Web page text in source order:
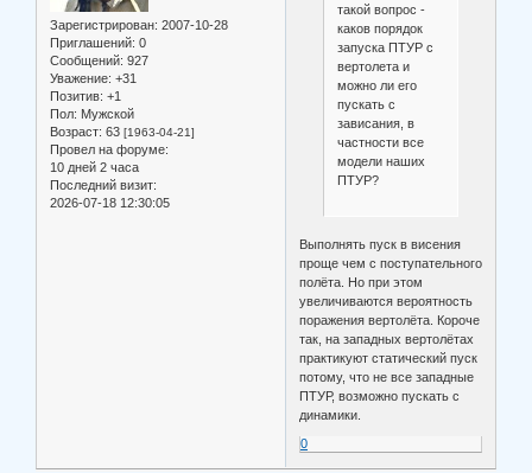
Зарегистрирован: 2007-10-28
Приглашений: 0
Сообщений: 927
Уважение: +31
Позитив: +1
Пол: Мужской
Возраст: 63 [1963-04-21]
Провел на форуме:
10 дней 2 часа
Последний визит:
2026-07-18 12:30:05
такой вопрос -
каков порядок
запуска ПТУР с
вертолета и
можно ли его
пускать с
зависания, в
частности все
модели наших
ПТУР?
Выполнять пуск в висения
проще чем с поступательного
полёта. Но при этом
увеличиваются вероятность
поражения вертолёта. Короче
так, на западных вертолётах
практикуют статический пуск
потому, что не все западные
ПТУР, возможно пускать с
динамики.
0